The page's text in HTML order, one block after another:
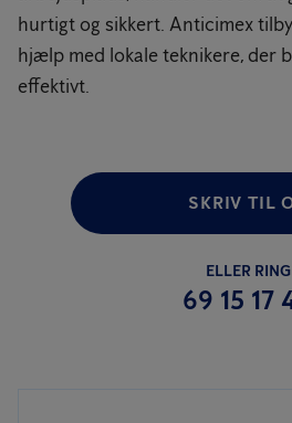
hurtigt og sikkert. Anticimex
hjælp med lokale teknikere, der
effektivt.
SKRIV TIL
ELLER RING
69 15 17